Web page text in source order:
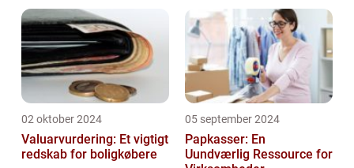
02 oktober 2024
Valuarvurdering: Et vigtigt
redskab for boligkøbere
05 september 2024
Papkasser: En
Uundværlig Ressource for